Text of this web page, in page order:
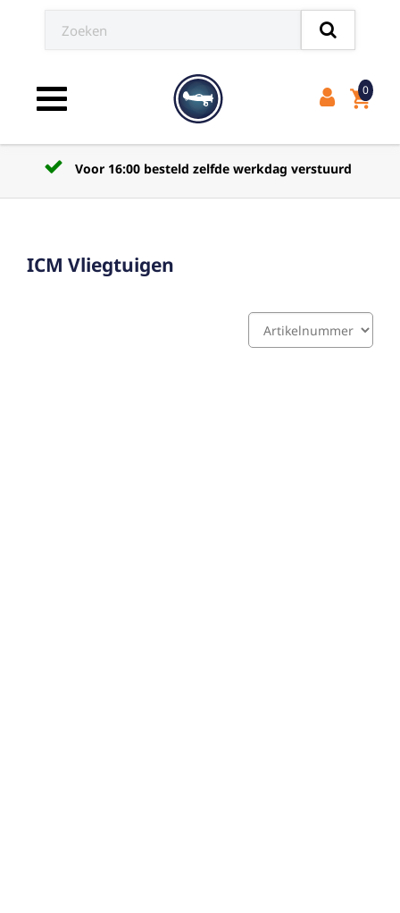
Toggle navigation shopping_cart
0
Voor 16:00 besteld zelfde werkdag verstuurd
ICM Vliegtuigen